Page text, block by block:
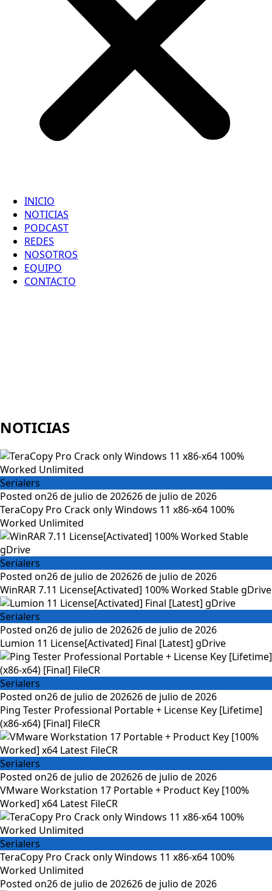
INICIO
NOTICIAS
PODCAST
REDES
NOSOTROS
EQUIPO
CONTACTO
NOTICIAS
Serialers
Posted on26 de julio de 202626 de julio de 2026
TeraCopy Pro Crack only Windows 11 x86-x64 100%
Worked Unlimited
Serialers
Posted on26 de julio de 202626 de julio de 2026
WinRAR 7.11 License[Activated] 100% Worked Stable gDrive
Serialers
Posted on26 de julio de 202626 de julio de 2026
Lumion 11 License[Activated] Final [Latest] gDrive
Serialers
Posted on26 de julio de 202626 de julio de 2026
Ping Tester Professional Portable + License Key [Lifetime]
(x86-x64) [Final] FileCR
Serialers
Posted on26 de julio de 202626 de julio de 2026
VMware Workstation 17 Portable + Product Key [100%
Worked] x64 Latest FileCR
Serialers
TeraCopy Pro Crack only Windows 11 x86-x64 100%
Worked Unlimited
Posted on26 de julio de 202626 de julio de 2026